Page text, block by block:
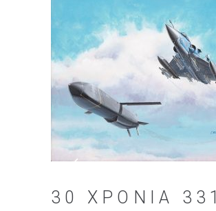
30 ΧΡΌΝΙΑ 331